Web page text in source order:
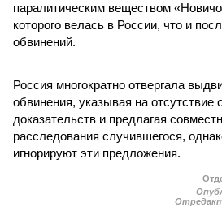
паралитическим веществом
которого велась в России, что и
обвинений.
Россия многократно отвергала
обвинения, указывая на отсутствие
доказательств и предлагая
расследования случившегося,
игнорируют эти предложения.